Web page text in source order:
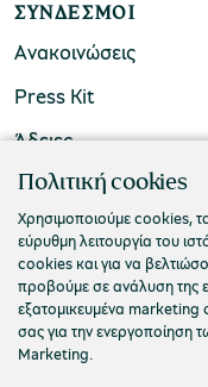
ΣΎΝΔΕΣΜΟΙ
Ανακοινώσεις
Press Kit
Άδειες
ΠΟΛΙΤΙΣΤΙΚΟ
Τ. 210 3256922
Ε. info@piop.gr
ΣΥΝΔΕΘΕΙΤΕ
Πολιτική cookies
Χρησιμοποιούμε cookies, τα
εύρυθμη λειτουργία του
cookies και για να
προβούμε σε ανάλυση της
εξατομικευμένα marketing
σας για την ενεργοποίηση
Marketing.